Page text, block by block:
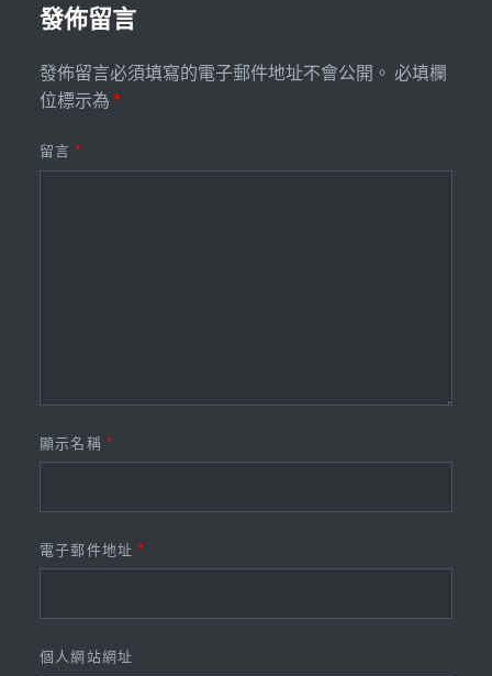
發佈留言
發佈留言必須填寫的電子郵件地址不會公開。 必填欄
位標示為 *
留言 *
顯示名稱*
電子郵件地址 *
個人網站網址